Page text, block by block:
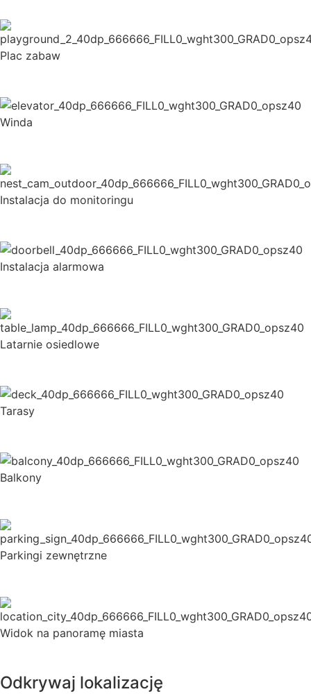
Plac zabaw
Winda
Instalacja do monitoringu
Instalacja alarmowa
Latarnie osiedlowe
Tarasy
Balkony
Parkingi zewnętrzne
Widok na panoramę miasta
Odkrywaj lokalizację